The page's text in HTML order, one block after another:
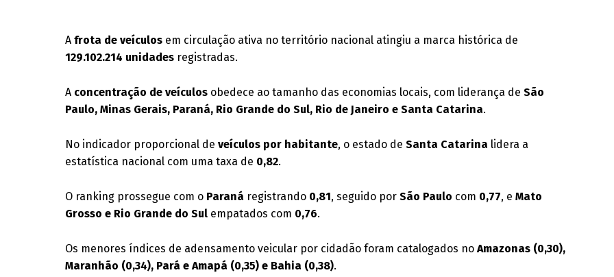
Afrota de veículos em circulação ativa no território nacional atingiu a marca histórica de
129.102.214 unidades registradas.
A concentração de veículos obedece ao tamanho das economias locais, com liderança deSão
Paulo, Minas Gerais, Paraná, Rio Grande do Sul, Rio de Janeiro e Santa Catarina.
No indicador proporcional deveículos por habitante, o estado deSanta Catarina lidera a
estatística nacional com uma taxa de 0,82.
O ranking prossegue com o Paraná registrando 0,81, seguido porSão Paulo com 0,77, eMato
Grosso e Rio Grande do Sul empatados com 0,76.
Os menores índices de adensamento veicular por cidadão foram catalogados noAmazonas (0,30),
Maranhão (0,34), Pará e Amapá (0,35) e Bahia (0,38).